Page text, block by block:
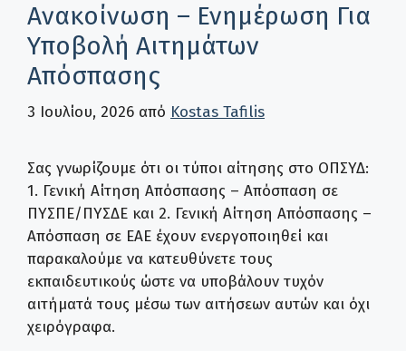
Ανακοίνωση – Ενημέρωση Για
Υποβολή Αιτημάτων
Απόσπασης
3 Ιουλίου, 2026 από Kostas Tafilis
Σας γνωρίζουμε ότι οι τύποι αίτησης στο ΟΠΣΥΔ:
1. Γενική Αίτηση Απόσπασης – Απόσπαση σε
ΠΥΣΠΕ/ΠΥΣΔΕ και 2. Γενική Αίτηση Απόσπασης –
Απόσπαση σε ΕΑΕ έχουν ενεργοποιηθεί και
παρακαλούμε να κατευθύνετε τους
εκπαιδευτικούς ώστε να υποβάλουν τυχόν
αιτήματά τους μέσω των αιτήσεων αυτών και όχι
χειρόγραφα.